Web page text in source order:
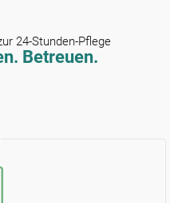
24-Stunden-Pflege
Betreuen.